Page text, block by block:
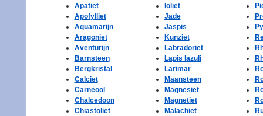
Apatiet
Apofylliet
Aquamarijn
Aragoniet
Aventurijn
Barnsteen
Bergkristal
Calciet
Carneool
Chalcedoon
Chiastoliet
Ioliet
Jade
Jaspis
Kunziet
Labradoriet
Lapis lazuli
Larimar
Maansteen
Magnesiet
Magnetiet
Malachiet